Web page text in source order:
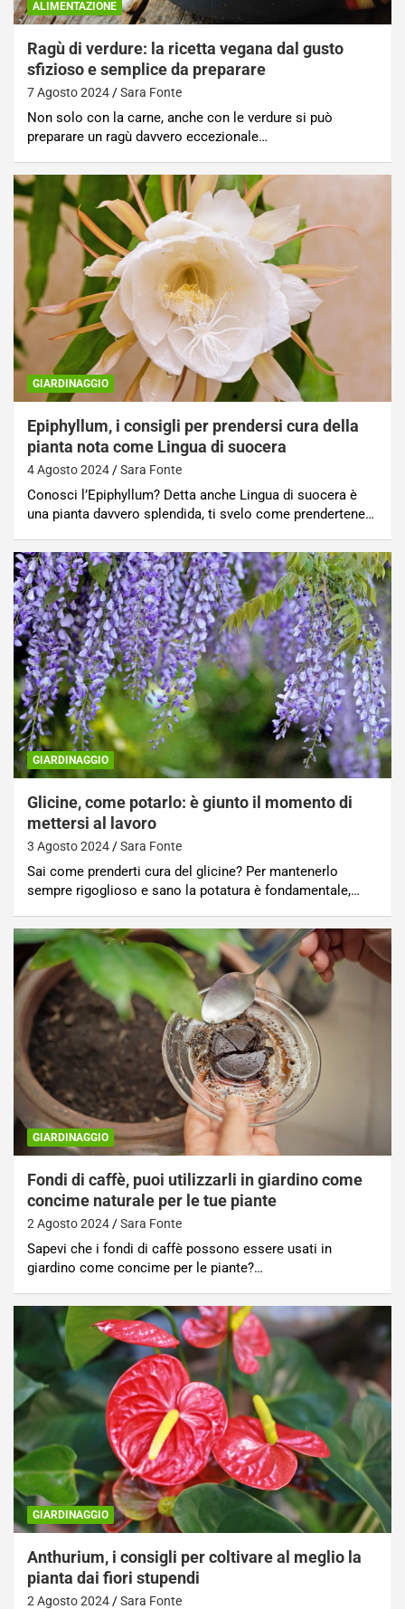
ALIMENTAZIONE
Ragù di verdure: la ricetta vegana dal gusto
sfizioso e semplice da preparare
7 Agosto 2024 Sara Fonte
Non solo con la carne, anche con le verdure si può
preparare un ragù davvero eccezionale…
GIARDINAGGIO
Epiphyllum, i consigli per prendersi cura della
pianta nota come Lingua di suocera
4 Agosto 2024 Sara Fonte
Conosci l’Epiphyllum? Detta anche Lingua di suocera è
una pianta davvero splendida, ti svelo come prendertene…
GIARDINAGGIO
Glicine, come potarlo: è giunto il momento di
mettersi al lavoro
3 Agosto 2024 Sara Fonte
Sai come prenderti cura del glicine? Per mantenerlo
sempre rigoglioso e sano la potatura è fondamentale,…
GIARDINAGGIO
Fondi di caffè, puoi utilizzarli in giardino come
concime naturale per le tue piante
2 Agosto 2024 Sara Fonte
Sapevi che i fondi di caffè possono essere usati in
giardino come concime per le piante?…
GIARDINAGGIO
Anthurium, i consigli per coltivare al meglio la
pianta dai fiori stupendi
2 Agosto 2024 Sara Fonte